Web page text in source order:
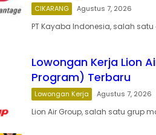
CIKARANG Agustus 7, 2026
PT Kayaba Indonesia, salah
Lowongan Kerja Lion
Program) Terbaru
Lowongan Kerja Agustus 7, 2026
Lion Air Group, salah satu grup